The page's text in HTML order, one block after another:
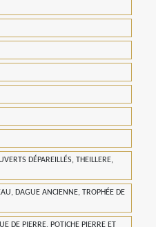
DÉPAREILLÉS, THEILLERE,
DAGUE ANCIENNE, TROPHÉE DE
DE PIERRE, POTICHE PIERRE ET